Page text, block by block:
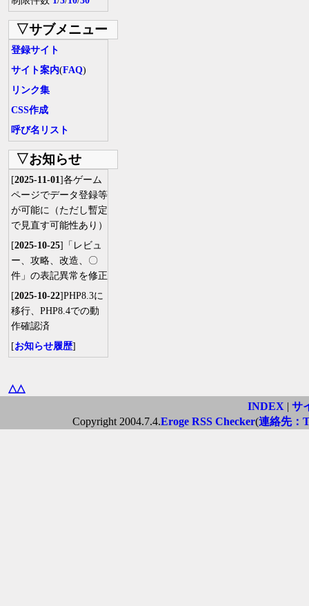
▽サブメニュー
登録サイト
サイト案内(FAQ)
リンク集
CSS作成
呼び名リスト
▽お知らせ
[2025-11-01]各ゲーム
ページでデータ登録等
が可能に（ただし暫定
で見直す可能性あり）
[2025-10-25]「レビュ
ー、攻略、改造、〇
件」の表記異常を修正
[2025-10-22]PHP8.3に
移行、PHP8.4での動
作確認済
[お知らせ履歴]
△△
INDEX | サ
Copyright 2004.7.4.Eroge RSS Checker(連絡先：